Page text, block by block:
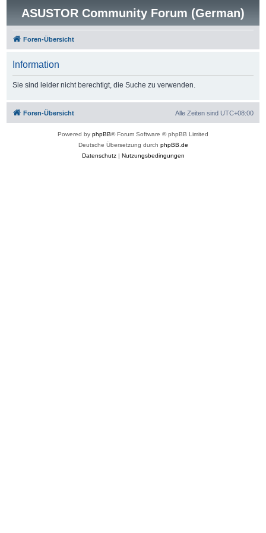
ASUSTOR Community Forum (German)
Foren-Übersicht
Information
Sie sind leider nicht berechtigt, die Suche zu verwenden.
Foren-Übersicht Alle Zeiten sind UTC+08:00
Powered by phpBB® Forum Software © phpBB Limited
Deutsche Übersetzung durch phpBB.de
Datenschutz| Nutzungsbedingungen